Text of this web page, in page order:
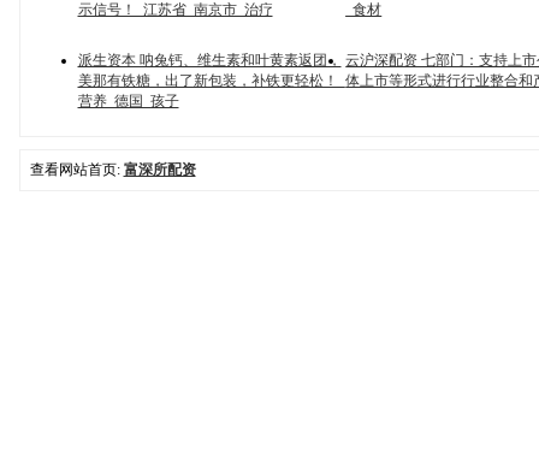
示信号！_江苏省_南京市_治疗
_食材
派生资本 呐兔钙、维生素和叶黄素返团，
美那有铁糖，出了新包装，补铁更轻松！_
营养_德国_孩子
云沪深配资 七部门：支持上
体上市等形式进行行业整合和
查看网站首页: 富深所配资